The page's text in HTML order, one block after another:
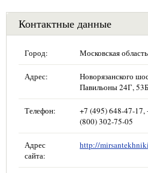
Контактные данные
Город: Московская
Адрес:
Новорязанского
Павильоны 24Г, 53Б
Телефон:
+7 (495) 648-47-17,
(800) 302-75-05
Адрес
сайта:
http://